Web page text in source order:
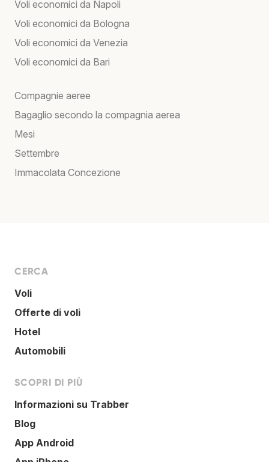
Voli economici da Napoli
Voli economici da Bologna
Voli economici da Venezia
Voli economici da Bari
Compagnie aeree
Bagaglio secondo la compagnia aerea
Mesi
Settembre
Immacolata Concezione
CERCA
Voli
Offerte di voli
Hotel
Automobili
SCOPRI DI PIÙ
Informazioni su Trabber
Blog
App Android